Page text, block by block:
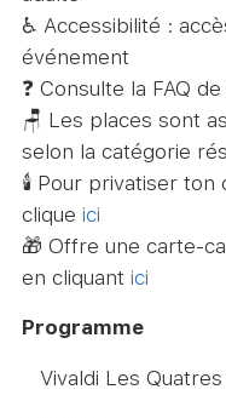
♿ Accessibilité :
événement
❓ Consulte la FAQ
🪑 Les places sont
selon la catégorie
🕯️ Pour privatiser ton
clique ici
🎁 Offre une carte-
en cliquant ici
Programme
Vivaldi Les Quatres